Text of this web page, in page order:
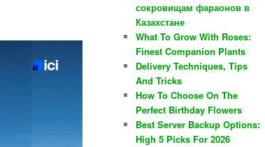
сокровищам фараонов в
Казахстане
What To Grow With Roses:
Finest Companion Plants
Delivery Techniques, Tips
And Tricks
How To Choose On The
Perfect Birthday Flowers
Best Server Backup Options:
High 5 Picks For 2026